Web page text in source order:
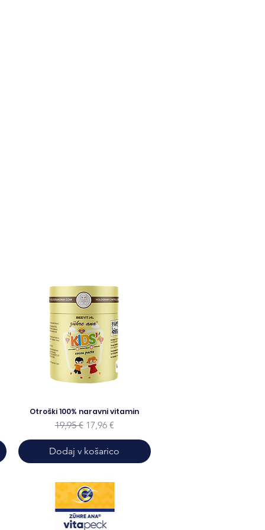
Otroški 100% naravni vitamin
Redna cena
19,95 € Cena na razprodaji
17,96 €
Dodaj v košarico